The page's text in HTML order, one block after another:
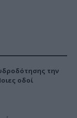
την
οδοί